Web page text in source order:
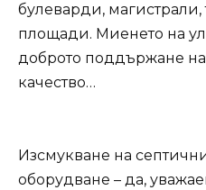
булеварди,
площади. Миенето на
доброто поддържане на
качество…
Изсмукване на
оборудване – да,